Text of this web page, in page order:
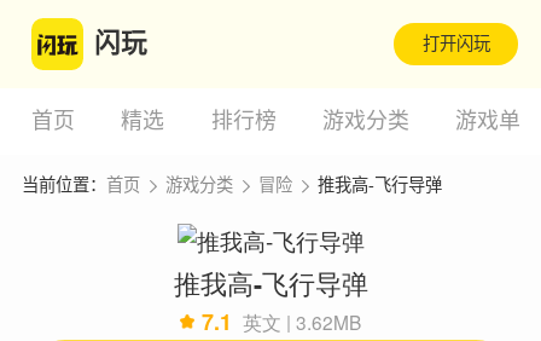
闪玩 打开闪玩
首页 精选 排行榜 游戏分类 游戏单
当前位置： 首页 游戏分类 冒险 推我高-飞行导弹
推我高-飞行导弹
7.1 英文 | 3.62MB